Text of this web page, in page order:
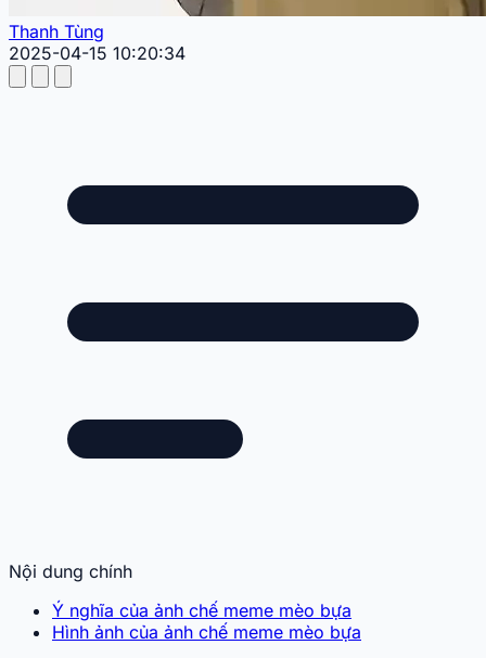
Thanh Tùng
2025-04-15 10:20:34
Nội dung chính
Ý nghĩa của ảnh chế meme mèo bựa
Hình ảnh của ảnh chế meme mèo bựa